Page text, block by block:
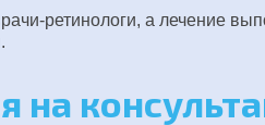
ретинологи, а лечение
на